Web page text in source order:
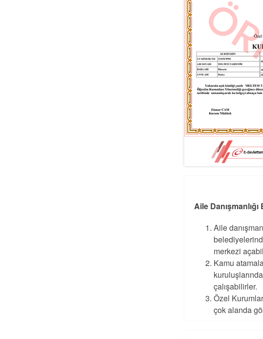
Aile Danışmanlığı
Aile
merkezi
Kamu
çalışabilirler.
Özel
çok alanda